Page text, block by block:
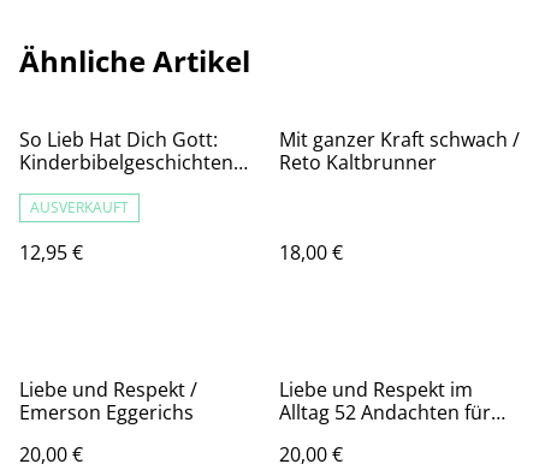
Ähnliche Artikel
So Lieb Hat Dich Gott:
Kinderbibelgeschichten
AUSVERKAUFT
12,95 €
Mit ganzer Kraft schwach /
Reto Kaltbrunner
18,00 €
Liebe und Respekt /
Emerson Eggerichs
20,00 €
Liebe und Respekt im
Alltag 52 Andachten für
Partnerschaft / Emerson
20,00 €